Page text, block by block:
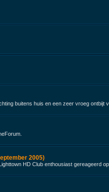
buitens huis en een zeer vroeg ontbijt
2005)
HD Club enthousiast gereageerd